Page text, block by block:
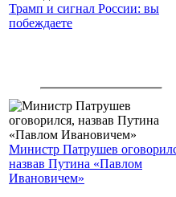
Трамп и сигнал России: вы
побеждаете
Министр Патрушев
назвав Путина «Павлом
Ивановичем»